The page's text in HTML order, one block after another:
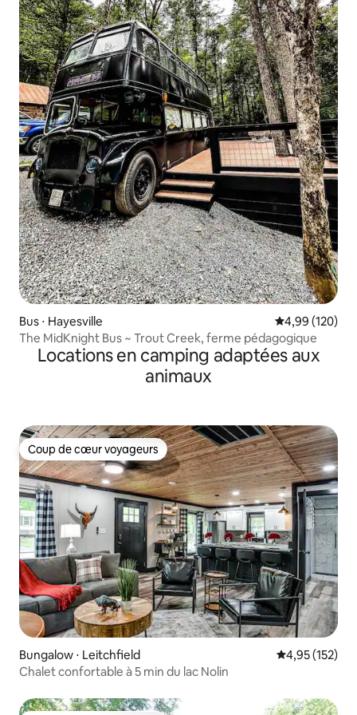
Bus ⋅ Hayesville Évaluation
4,99 (120)
The MidKnight Bus ~ Trout Creek, ferme pédagogique
Locations en camping adaptées aux
animaux
Coup de cœur voyageurs
Coup de cœur voyageurs
Bungalow ⋅ Leitchfield Évaluation
4,95 (152)
Chalet confortable à 5 min du lac Nolin